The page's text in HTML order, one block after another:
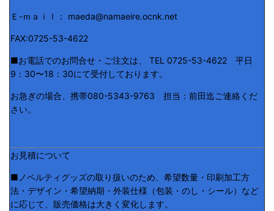
Ｅ-ｍａｉｌ： maeda@namaeire.ocnk.net
FAX:0725-53-4622
■お電話でのお問合せ・ご注文は、 TEL 0725-53-4622 平日
9：30〜18：30にて受付しております。
お急ぎの場合、携帯080-5343-9763 担当：前田迄ご連絡くだ
さい。
お見積について
■ノベルティグッズの取り扱いのため、希望数量・印刷加工方
法・デザイン・希望納期・外装仕様（包装・のし・シール）など
に応じて、販売価格は大きく変化します。